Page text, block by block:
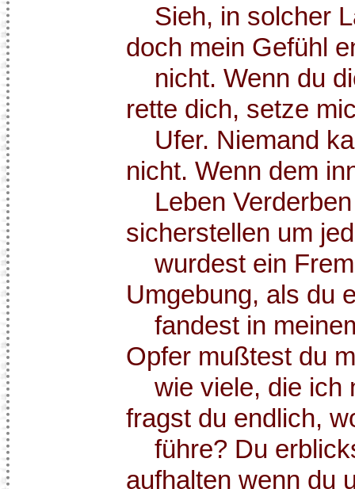
Sieh, in solcher
doch mein Gefühl
nicht. Wenn du
rette dich, setze
Ufer. Niemand
nicht. Wenn dem
Leben
sicherstellen um
wurdest ein
Umgebung, als du
fandest in
Opfer mußtest du
wie viele, die ich
fragst du endlich,
führe? Du
aufhalten wenn du